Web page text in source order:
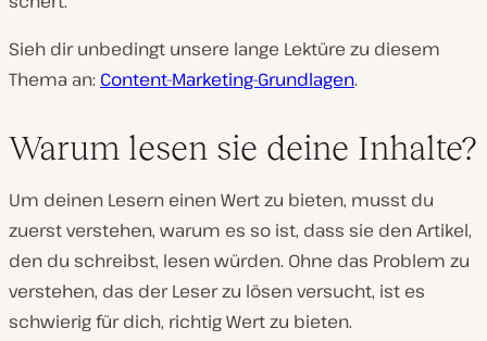
Sieh dir unbedingt unsere lange Lektüre zu diesem
Thema an: Content-Marketing-Grundlagen.
Warum lesen sie deine Inhalte?
Um deinen Lesern einen Wert zu bieten, musst du
zuerst verstehen, warum es so ist, dass sie den Artikel,
den du schreibst, lesen würden. Ohne das Problem zu
verstehen, das der Leser zu lösen versucht, ist es
schwierig für dich, richtig Wert zu bieten.